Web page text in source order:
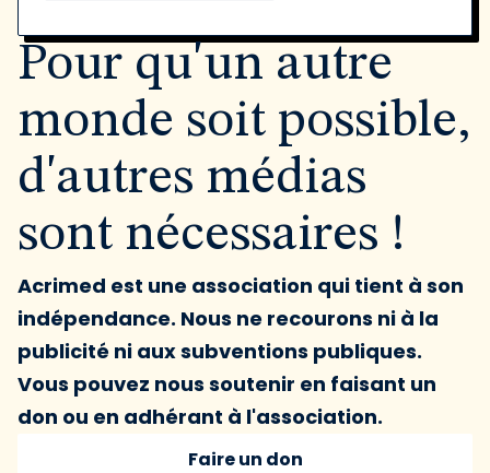
Pour qu'un autre
monde soit possible,
d'autres médias
sont nécessaires !
Acrimed est une association qui tient à son
indépendance. Nous ne recourons ni à la
publicité ni aux subventions publiques.
Vous pouvez nous soutenir en faisant un
don ou en adhérant à l'association.
Faire un don